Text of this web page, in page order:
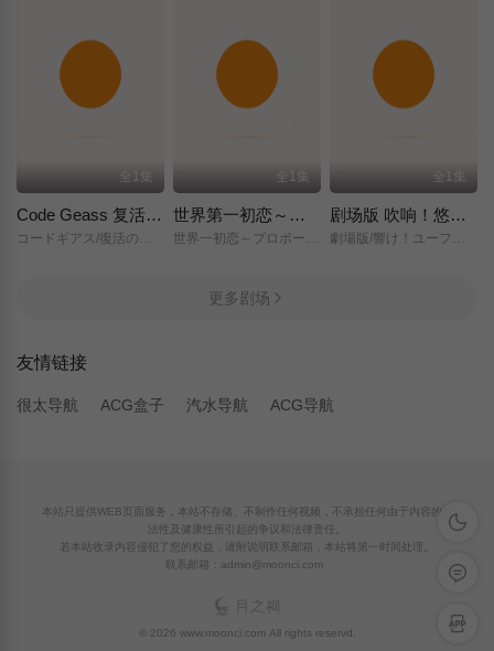
全1集
Code Geass 复活的鲁路修
全1集
世界第一初恋～求婚篇～
全1集
剧场版 吹响！悠风号～想要传达的旋律～
更多剧场
友情链接
很太导航 ACG盒子 汽水导航 ACG导航
深色模
留言反
APP下
本站只提供WEB页面服务，本站不存储、不制作任何视频，不承担任何由于内容的合
法性及健康性所引起的争议和法律责任。
若本站收录内容侵犯了您的权益，请附说明联系邮箱，本站将第一时间处理。
联系邮箱：admin@moonci.com
© 2026 www.moonci.com All rights reservd.